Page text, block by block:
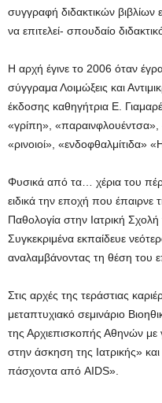
συγγραφή διδακτικών βιβλίων
να επιτελεί- σπουδαίο
Η αρχή έγινε το 2006 όταν
σύγγραμα Λοιμώξεις και
έκδοσης καθηγήτρια Ε.
«γρίπη», «παραινφλουέντσα»,
«ρινοιοί», «ενδοφθαλμίτιδα»
Φυσικά από τα… χέρια του
ειδικά την εποχή που έπαιρνε
Παθολογία στην Ιατρική
Συγκεκριμένα εκπαίδευε
αναλαμβάνοντας τη θέση του
Στις αρχές της τεράστιας
μεταπτυχιακό σεμινάριο
της Αρχιεπισκοπής Αθηνών με
στην άσκηση της Ιατρικής»
πάσχοντα από AIDS».